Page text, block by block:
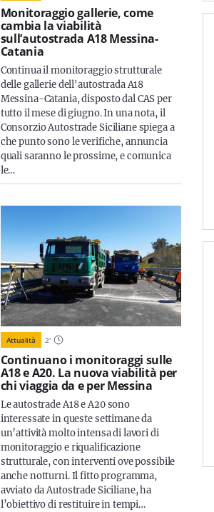
Monitoraggio gallerie, come
cambia la viabilità
sull’autostrada A18 Messina-
Catania
Continua il monitoraggio strutturale
delle gallerie dell'autostrada A18
Messina-Catania, disposto dal CAS per
tutto il mese di giugno. In una nota, il
Consorzio Autostrade Siciliane spiega a
che punto sono le verifiche, annuncia
quali saranno le prossime, e comunica
le…
Attualità 2'
Continuano i monitoraggi sulle
A18 e A20. La nuova viabilità per
chi viaggia da e per Messina
Le autostrade A18 e A20 sono
interessate in queste settimane da
un’attività molto intensa di lavori di
monitoraggio e riqualificazione
strutturale, con interventi ove possibile
anche notturni. Il fitto programma,
avviato da Autostrade Siciliane, ha
l’obiettivo di restituire in tempi…